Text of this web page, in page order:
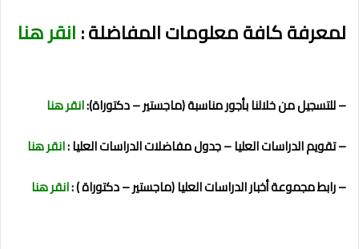
لمعرفة كافة معلومات المفاضلة :انقر هنا
– للتسجيل من خلالنا بأجور مناسبة (ماجستير – دكتوراة):انقر هنا
– تقويم الدراسات العليا – جدول مفاضلات الدراسات العليا :انقر هنا
– رابط مجموعة أخبار الدراسات العليا (ماجستير – دكتوراة ) :انقر هنا